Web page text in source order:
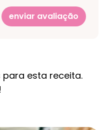
enviar avaliação
esta receita.